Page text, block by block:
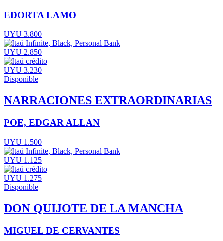
EDORTA LAMO
UYU 3.800
UYU 2.850
UYU 3.230
Disponible
NARRACIONES EXTRAORDINARIAS
POE, EDGAR ALLAN
UYU 1.500
UYU 1.125
UYU 1.275
Disponible
DON QUIJOTE DE LA MANCHA
MIGUEL DE CERVANTES